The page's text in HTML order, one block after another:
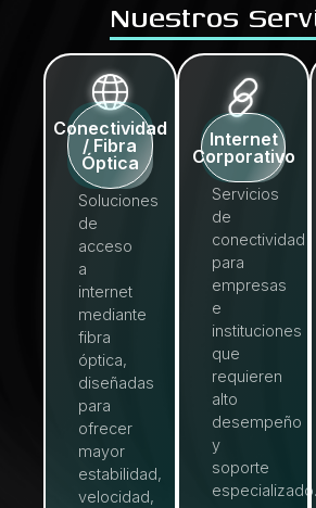
Nuestros
Conectividad
/ Fibra
Óptica
Soluciones
de
acceso
a
internet
mediante
fibra
óptica,
diseñadas
para
ofrecer
mayor
estabilidad,
velocidad,
Internet
Corporativo
Servicios
de
conectividad
para
empresas
e
instituciones
que
requieren
alto
desempeño
y
soporte
especializado.